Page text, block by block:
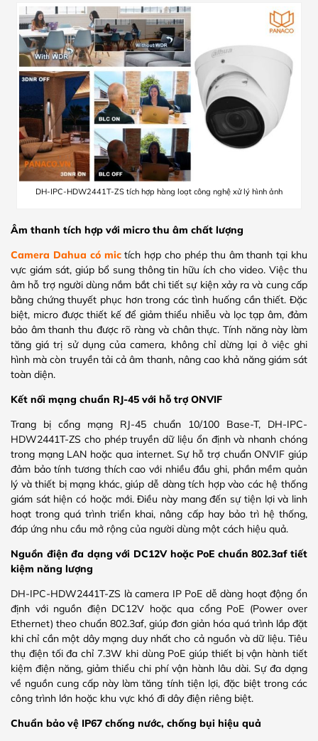
DH-IPC-HDW2441T-ZS tích hợp hàng loạt công nghệ xử lý hình ảnh
Âm thanh tích hợp với micro thu âm chất lượng
Camera Dahua có mictích hợp cho phép thu âm thanh tại khu
vực giám sát, giúp bổ sung thông tin hữu ích cho video. Việc thu
âm hỗ trợ người dùng nắm bắt chi tiết sự kiện xảy ra và cung cấp
bằng chứng thuyết phục hơn trong các tình huống cần thiết. Đặc
biệt, micro được thiết kế để giảm thiểu nhiễu và lọc tạp âm, đảm
bảo âm thanh thu được rõ ràng và chân thực. Tính năng này làm
tăng giá trị sử dụng của camera, không chỉ dừng lại ở việc ghi
hình mà còn truyền tải cả âm thanh, nâng cao khả năng giám sát
toàn diện.
Kết nối mạng chuẩn RJ-45 với hỗ trợ ONVIF
Trang bị cổng mạng RJ-45 chuẩn 10/100 Base-T, DH-IPC-
HDW2441T-ZS cho phép truyền dữ liệu ổn định và nhanh chóng
trong mạng LAN hoặc qua internet. Sự hỗ trợ chuẩn ONVIF giúp
đảm bảo tính tương thích cao với nhiều đầu ghi, phần mềm quản
lý và thiết bị mạng khác, giúp dễ dàng tích hợp vào các hệ thống
giám sát hiện có hoặc mới. Điều này mang đến sự tiện lợi và linh
hoạt trong quá trình triển khai, nâng cấp hay bảo trì hệ thống,
đáp ứng nhu cầu mở rộng của người dùng một cách hiệu quả.
Nguồn điện đa dạng với DC12V hoặc PoE chuẩn 802.3af tiết
kiệm năng lượng
DH-IPC-HDW2441T-ZS là camera IP PoE dễ dàng hoạt động ổn
định với nguồn điện DC12V hoặc qua cổng PoE (Power over
Ethernet) theo chuẩn 802.3af, giúp đơn giản hóa quá trình lắp đặt
khi chỉ cần một dây mạng duy nhất cho cả nguồn và dữ liệu. Tiêu
thụ điện tối đa chỉ 7.3W khi dùng PoE giúp thiết bị vận hành tiết
kiệm điện năng, giảm thiểu chi phí vận hành lâu dài. Sự đa dạng
về nguồn cung cấp này làm tăng tính tiện lợi, đặc biệt trong các
công trình lớn hoặc khu vực khó đi dây điện riêng biệt.
Chuẩn bảo vệ IP67 chống nước, chống bụi hiệu quả